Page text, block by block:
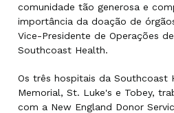
comunidade tão generosa e
importância da doação de
Vice-Presidente de Operações
Southcoast Health.
Os três hospitais da Southcoast
Memorial, St. Luke's e Tobey,
com a New England Donor